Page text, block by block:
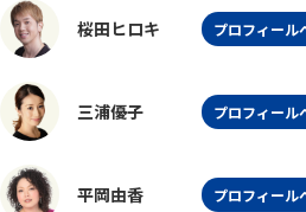
桜田ヒロキ プロフィール
三浦優子 プロフィール
平岡由香 プロフィール